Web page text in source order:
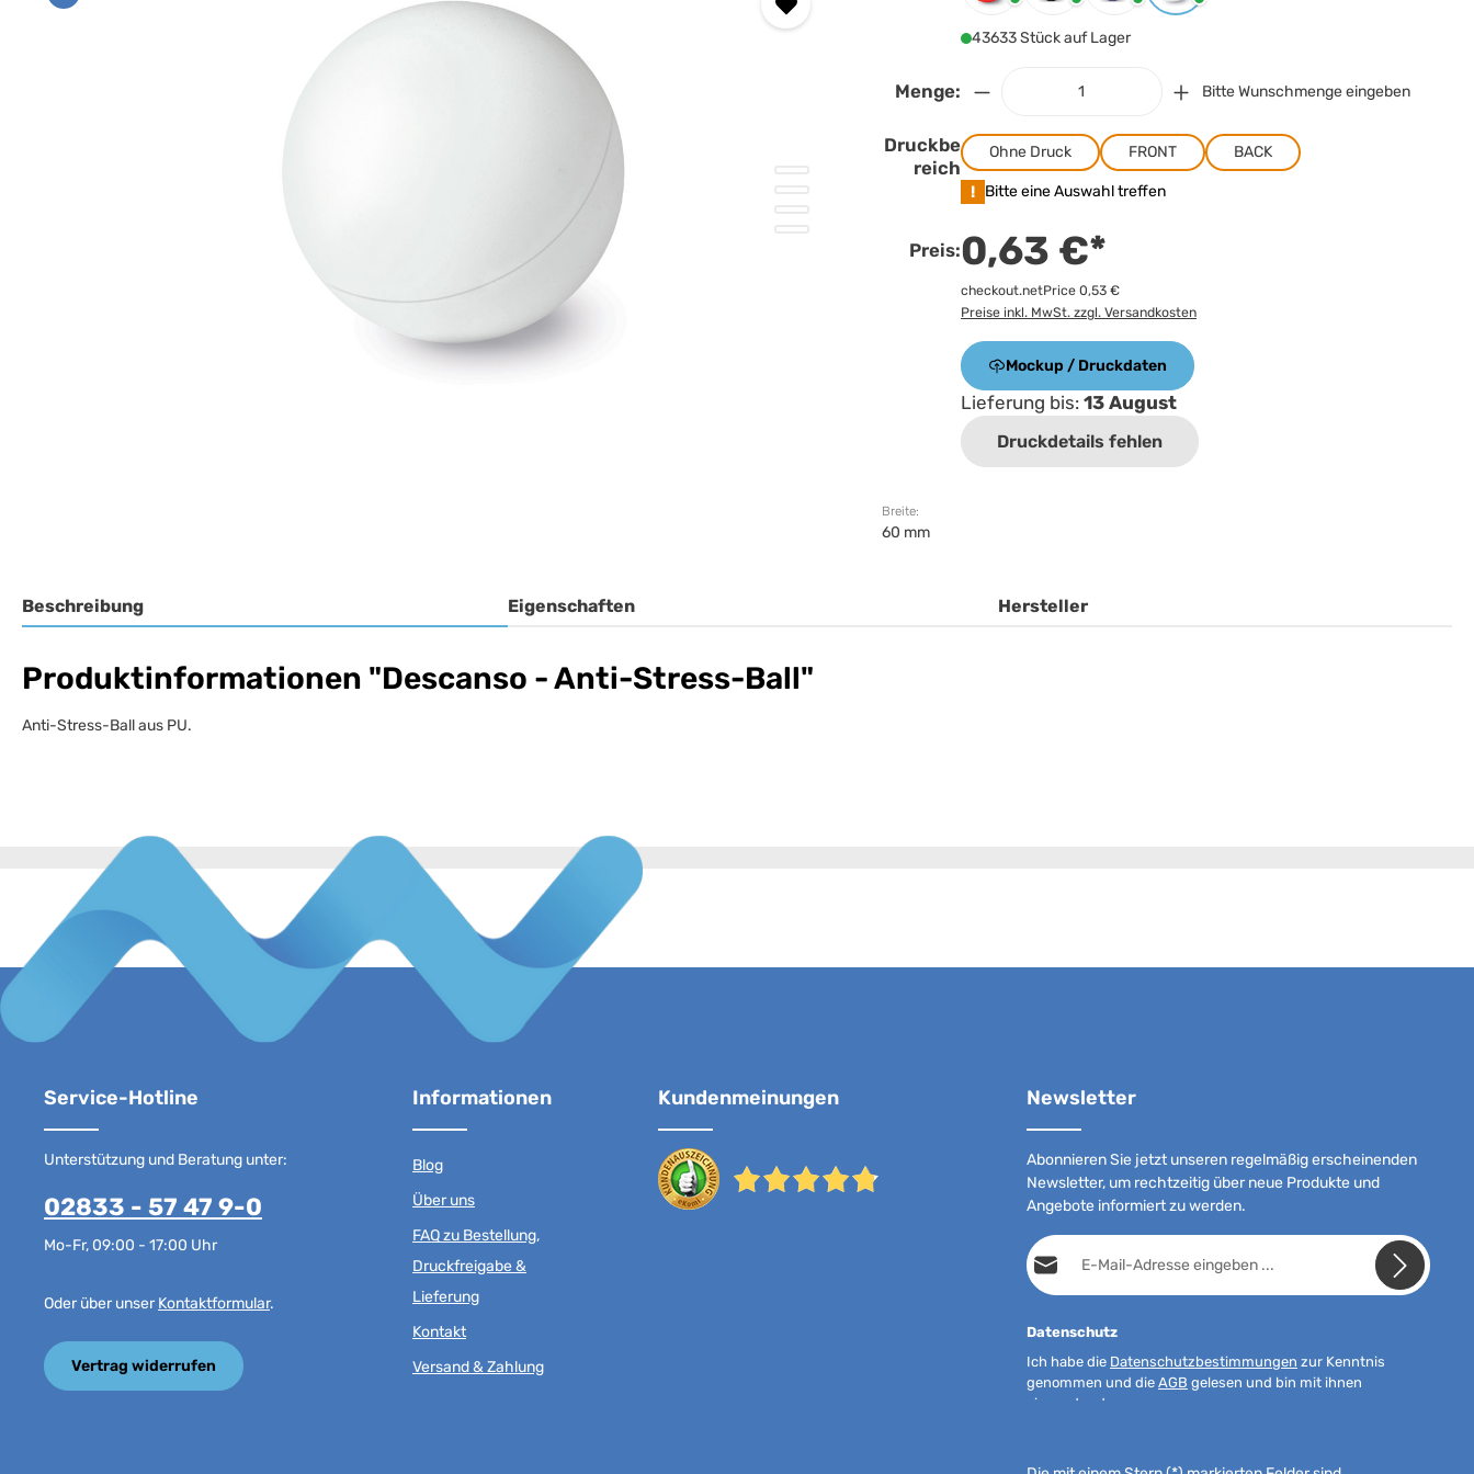
43633 Stück auf Lager
Menge: Bitte Wunschmenge eingeben
Druckbe
reich
Ohne Druck FRONT BACK
! Bitte eine Auswahl treffen
Preis:0,63 €*
checkout.netPrice 0,53 €
Preise inkl. MwSt. zzgl. Versandkosten
Mockup / Druckdaten
Lieferung bis: 13 August
Druckdetails fehlen
Breite:
60 mm
Beschreibung Eigenschaften Hersteller
Produktinformationen "Descanso - Anti-Stress-Ball"
Anti-Stress-Ball aus PU.
Service-Hotline
Unterstützung und Beratung unter:
02833 - 57 47 9-0
Mo-Fr, 09:00 - 17:00 Uhr
Oder über unserKontaktformular.
Vertrag widerrufen
Informationen
Blog
Über uns
FAQ zu Bestellung,
Druckfreigabe &
Lieferung
Kontakt
Versand & Zahlung
Kundenmeinungen Newsletter
Abonnieren Sie jetzt unseren regelmäßig erscheinenden
Newsletter, um rechtzeitig über neue Produkte und
Angebote informiert zu werden.
E-Mail-Adresse*
Datenschutz
Ich habe die Datenschutzbestimmungen zur Kenntnis
genommen und die AGB gelesen und bin mit ihnen
einverstanden.